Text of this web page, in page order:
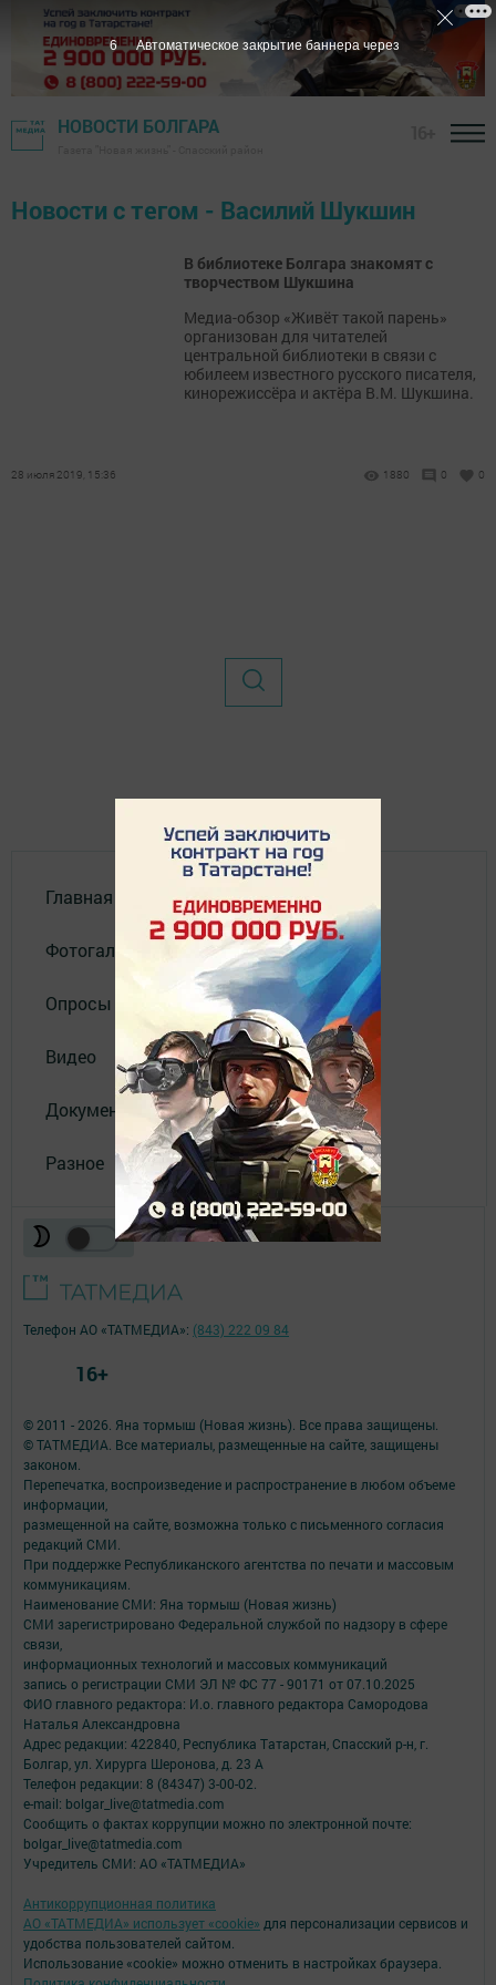
НОВОСТИ БОЛГАРА
Новости с тегом - Василий Шукшин
В библиотеке Болгара знакомят с
творчеством Шукшина
Медиа-обзор «Живёт такой парень»
организован для читателей
центральной библиотеки в связи с
юбилеем известного русского писателя,
кинорежиссёра и актёра В.М. Шукшина.
28 июля 2019, 15:36 1880 0 0
Главная
Фотогалереи
Опросы
Видео
Документы
Разное
© 2011 - 2026. Яна тормыш (Новая жизнь). Все права защищены.
© ТАТМЕДИА. Все материалы, размещенные на сайте, защищены
законом.
Перепечатка, воспроизведение и распространение в любом объеме
информации,
размещенной на сайте, возможна только с письменного согласия
редакций СМИ.
При поддержке Республиканского агентства по печати и массовым
коммуникациям.
Наименование СМИ: Яна тормыш (Новая жизнь)
СМИ зарегистрировано Федеральной службой по надзору в сфере
связи,
информационных технологий и массовых коммуникаций
запись о регистрации СМИ ЭЛ № ФС 77 - 90171 от 07.10.2025
ФИО главного редактора: И.о. главного редактора Самородова
Наталья Александровна
Адрес редакции: 422840, Республика Татарстан, Спасский р-н, г.
Болгар, ул. Хирурга Шеронова, д. 23 А
Телефон редакции: 8 (84347) 3-00-02.
e-mail: bolgar_live@tatmedia.com
Сообщить о фактах коррупции можно по электронной почте:
bolgar_live@tatmedia.com
Учредитель СМИ: АО «ТАТМЕДИА»
Антикоррупционная политика
АО «ТАТМЕДИА» использует «cookie» для персонализации сервисов и
удобства пользователей сайтом.
Использование «cookie» можно отменить в настройках браузера.
Телефон АО «ТАТМЕДИА»: (843) 222 09 84
16+
6 Автоматическое закрытие баннера через